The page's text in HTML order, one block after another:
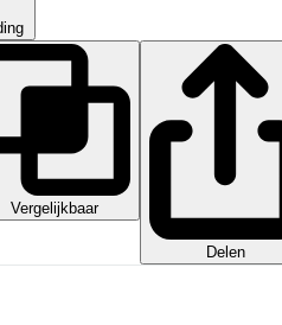
Vergelijkbaar
Delen